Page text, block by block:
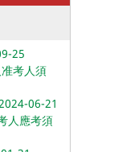
25
考人須
06-21
人應考須